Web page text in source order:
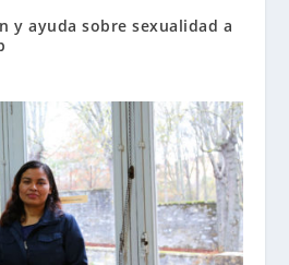
y ayuda sobre sexualidad a